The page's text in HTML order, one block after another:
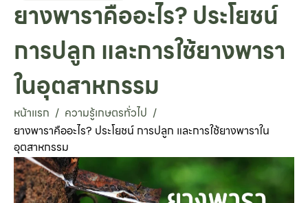
ยางพาราคืออะไร? ประโยชน์
การปลูก และการใช้ยางพารา
ในอุตสาหกรรม
หน้าแรก / ความรู้เกษตรทั่วไป /
ยางพาราคืออะไร? ประโยชน์ การปลูก และการใช้ยางพาราใน
อุตสาหกรรม